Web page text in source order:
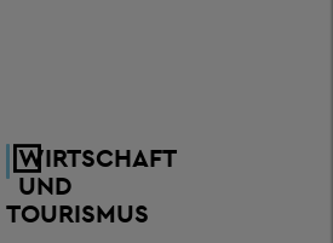
WIRTSCHAFT
UND
TOURISMUS